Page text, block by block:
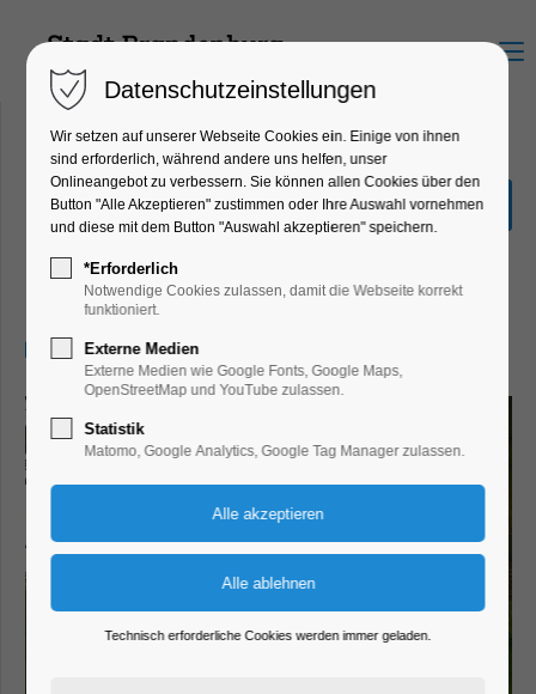
Menu
Sonderausstellung "Hin &
Weg"
Ausstellung, Kinder, Jugend, Kunst,
Mitmach-Aktion
01.08.2026, 13:00–17:00
Datenschutzeinstellungen
Wir setzen auf unserer Webseite Cookies ein. Einige von ihnen
sind erforderlich, während andere uns helfen, unser
Onlineangebot zu verbessern. Sie können allen Cookies über den
Button "Alle Akzeptieren" zustimmen oder Ihre Auswahl vornehmen
und diese mit dem Button "Auswahl akzeptieren" speichern.
*Erforderlich
Notwendige Cookies zulassen, damit die Webseite korrekt
funktioniert.
Externe Medien
Externe Medien wie Google Fonts, Google Maps,
OpenStreetMap und YouTube zulassen.
Statistik
Matomo, Google Analytics, Google Tag Manager zulassen.
Technisch erforderliche Cookies werden immer geladen.